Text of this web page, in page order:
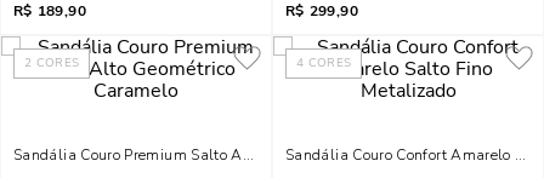
R$ 189,90
R$ 299,90
2 CORES
Sandália Couro Premium Salto Alto Geométrico Caramelo
4 CORES
Sandália Couro Confort Amarelo